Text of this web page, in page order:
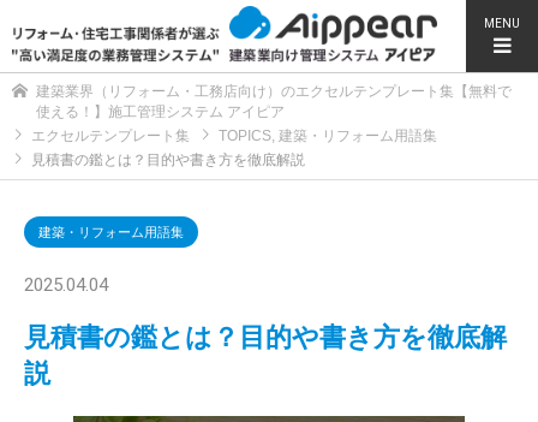
MENU
建築業界（リフォーム・工務店向け）のエクセルテンプレート集【無料で
使える！】施工管理システム アイピア
エクセルテンプレート集
TOPICS, 建築・リフォーム用語集
見積書の鑑とは？目的や書き方を徹底解説
建築・リフォーム用語集
2025.04.04
見積書の鑑とは？目的や書き方を徹底解
説